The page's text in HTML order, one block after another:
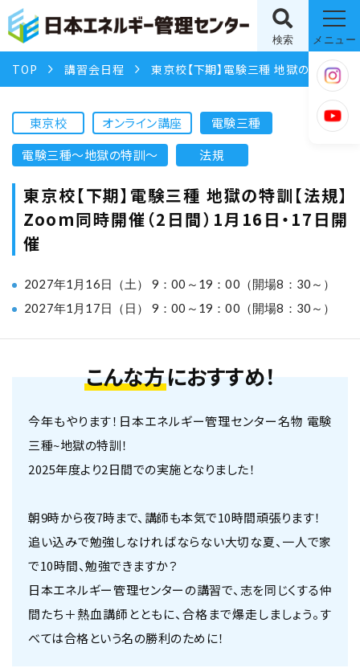
検索 メニュー
TOP 講習会日程 東京校【下期】電験三種 地獄の特訓【法規】Zoom同時開催（2日間）1月16日・17日開催
東京校 オンライン講座
電験三種
電験三種〜地獄の特訓〜
法規
東京校【下期】電験三種 地獄の特訓【法規】
Zoom同時開催（2日間）1月16日・17日開
催
2027年1月16日（土） 9：00～19：00（開場8：30～）
2027年1月17日（日） 9：00～19：00（開場8：30～）
こんな方におすすめ！
今年もやります！日本エネルギー管理センター名物 電験
三種~地獄の特訓！
2025年度より2日間での実施となりました！
朝9時から夜7時まで、講師も本気で10時間頑張ります！
追い込みで勉強しなければならない大切な夏、一人で家
で10時間、勉強できますか？
日本エネルギー管理センターの講習で、志を同じくする仲
間たち＋熱血講師とともに、合格まで爆走しましょう。す
べては合格という名の勝利のために！